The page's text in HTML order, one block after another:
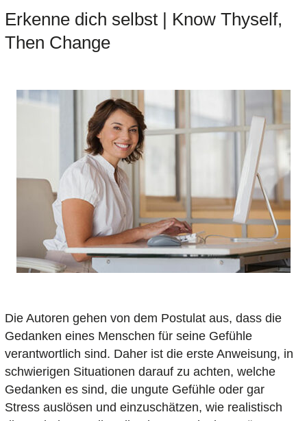
Erkenne dich selbst | Know Thyself,
Then Change
Die Autoren gehen von dem Postulat aus, dass die
Gedanken eines Menschen für seine Gefühle
verantwortlich sind. Daher ist die erste Anweisung, in
schwierigen Situationen darauf zu achten, welche
Gedanken es sind, die ungute Gefühle oder gar
Stress auslösen und einzuschätzen, wie realistisch